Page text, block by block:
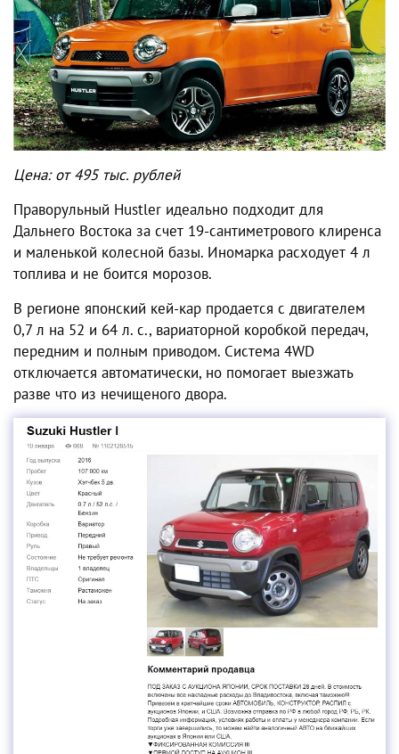
Цена: от 495 тыс. рублей
Праворульный Hustler идеально подходит для
Дальнего Востока за счет 19-сантиметрового клиренса
и маленькой колесной базы. Иномарка расходует 4 л
топлива и не боится морозов.
В регионе японский кей-кар продается с двигателем
0,7 л на 52 и 64 л. с., вариаторной коробкой передач,
передним и полным приводом. Система 4WD
отключается автоматически, но помогает выезжать
разве что из нечищеного двора.